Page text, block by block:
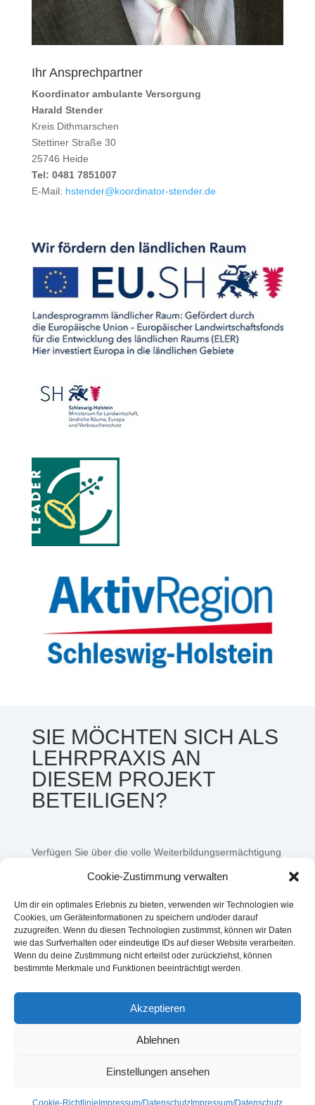
Cookie-Zustimmung verwalten
Um dir ein optimales Erlebnis zu bieten, verwenden wir Technologien wie
Cookies, um Geräteinformationen zu speichern und/oder darauf
zuzugreifen. Wenn du diesen Technologien zustimmst, können wir Daten
wie das Surfverhalten oder eindeutige IDs auf dieser Website verarbeiten.
Wenn du deine Zustimmung nicht erteilst oder zurückziehst, können
bestimmte Merkmale und Funktionen beeinträchtigt werden.
Akzeptieren
Ablehnen
Einstellungen ansehen
Cookie-Richtlinie Impressum/Datenschutz Impressum/Datenschutz
Ihr Ansprechpartner
Koordinator ambulante Versorgung
Harald Stender
Kreis Dithmarschen
Stettiner Straße 30
25746 Heide
Tel: 0481 7851007
E-Mail: hstender@koordinator-stender.de
SIE MÖCHTEN SICH ALS
LEHRPRAXIS AN
DIESEM PROJEKT
BETEILIGEN?
Verfügen Sie über die volle Weiterbildungsermächtigung
teilnehmen, dann wenden Sie sich gern an unsere
Ansprechpartner.